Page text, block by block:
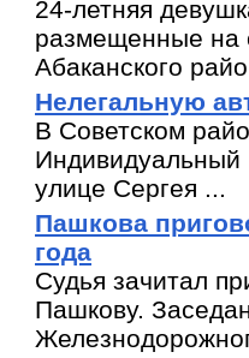
24-летняя
размещенные на
Абаканского
Нелегальную
В Советском
Индивидуальный
улице Сергея ...
Пашкова
года
Судья зачитал
Пашкову.